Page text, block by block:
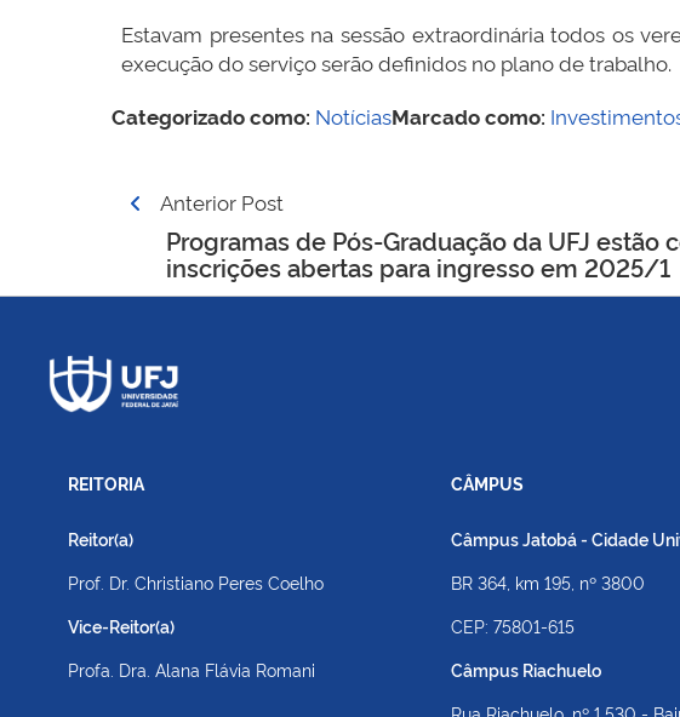
Estavam presentes na sessão extraordinária todos os
execução do serviço serão definidos no plano de trabalho.
Categorizado como: NotíciasMarcado como:
Navegação
Post
Anterior Post
Programas de Pós-Graduação da UFJ estão
inscrições abertas para ingresso em 2025/1
REITORIA
Reitor(a)
Prof. Dr. Christiano Peres Coelho
Vice-Reitor(a)
Profa. Dra. Alana Flávia Romani
CÂMPUS
Câmpus Jatobá - Cidade
BR 364, km 195, nº 3800
CEP: 75801-615
Câmpus Riachuelo